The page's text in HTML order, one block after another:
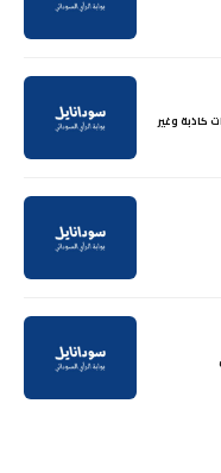
كاذبة وغير